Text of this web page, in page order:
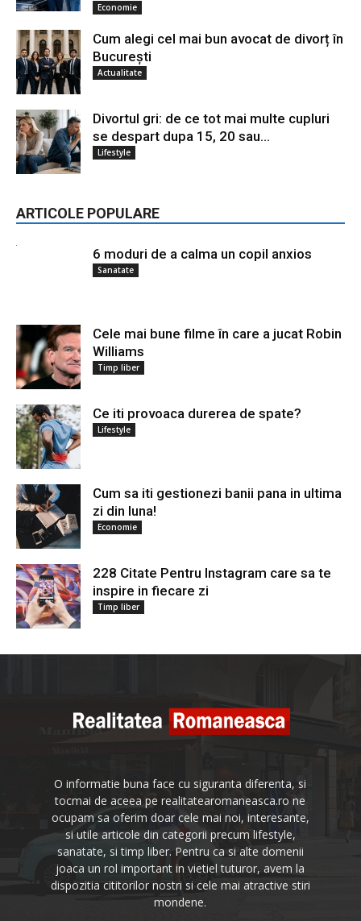
Economie
Cum alegi cel mai bun avocat de divorț în
București
Actualitate
Divortul gri: de ce tot mai multe cupluri
se despart dupa 15, 20 sau...
Lifestyle
ARTICOLE POPULARE
6 moduri de a calma un copil anxios
Sanatate
Cele mai bune filme în care a jucat Robin
Williams
Timp liber
Ce iti provoaca durerea de spate?
Lifestyle
Cum sa iti gestionezi banii pana in ultima
zi din luna!
Economie
228 Citate Pentru Instagram care sa te
inspire in fiecare zi
Timp liber
O informatie buna face cu siguranta diferenta, si
tocmai de aceea pe realitatearomaneasca.ro ne
ocupam sa oferim doar cele mai noi, interesante,
si utile articole din categorii precum lifestyle,
sanatate, si timp liber. Pentru ca si alte domenii
joaca un rol important in vietiel tuturor, avem la
dispozitia cititorilor nostri si cele mai atractive stiri
mondene.